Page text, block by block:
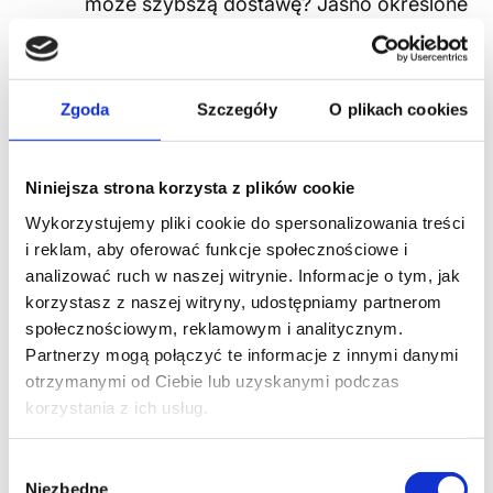
Zgoda Szczegóły O plikach cookies
Niniejsza strona korzysta z plików cookie
Wykorzystujemy pliki cookie do spersonalizowania treści
i reklam, aby oferować funkcje społecznościowe i
analizować ruch w naszej witrynie. Informacje o tym, jak
korzystasz z naszej witryny, udostępniamy partnerom
społecznościowym, reklamowym i analitycznym.
Partnerzy mogą połączyć te informacje z innymi danymi
otrzymanymi od Ciebie lub uzyskanymi podczas
korzystania z ich usług.
Niezbędne
cele pomogą Ci w negocjacjach​​.
produktów dostawcy i jego pozycji na
jasne wyobrażenie o tym, co jest uczciwą
ofertą​​.
Wyznacz granice: Określ, które aspekty
umowy są dla Ciebie najważniejsze i
gdzie możesz sobie pozwolić na
ustępstwa. To pomoże Ci skupić się na
negocjacjach tam, gdzie to najbardziej
potrzebne.
Proś o to, czego chcesz: Bądź
bezpośredni w swoich żądaniach. Jasne